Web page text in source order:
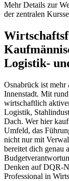
Mehr Details zur
der zentralen
Logistik-
Osnabrück ist mehr
Innenstadt. Mit
wirtschaftlich
Logistik,
Dach. Wer hier
Umfeld, das
nicht nur mit
bereitet dich genau
Denken auf DQR-
Professional in